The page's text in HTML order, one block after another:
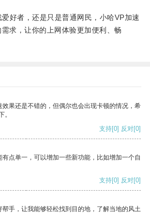
者，还是只是普通网民，小哈VP加速
求，让你的上网体验更加便利、畅
效果还是不错的，但偶尔也会出现卡顿的情况，希
。
支持[0] 反对[0]
点单一，可以增加一些新功能，比如增加一个自
支持[0] 反对[0]
帮手，让我能够轻松找到目的地，了解当地的风土